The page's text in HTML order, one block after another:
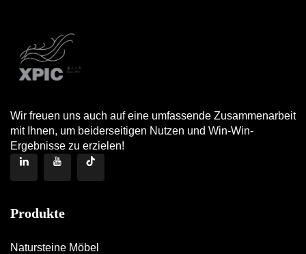
Wir freuen uns auch auf eine umfassende Zusammenarbeit
mit Ihnen, um beiderseitigen Nutzen und Win-Win-
Ergebnisse zu erzielen!
Produkte
Natursteine Möbel